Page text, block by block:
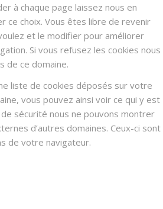
à chaque page laissez nous en
ce choix. Vous êtes libre de revenir
et le modifier pour améliorer
Si vous refusez les cookies nous
de ce domaine.
liste de cookies déposés sur votre
vous pouvez ainsi voir ce qui y est
sécurité nous ne pouvons montrer
d’autres domaines. Ceux-ci sont
de votre navigateur.